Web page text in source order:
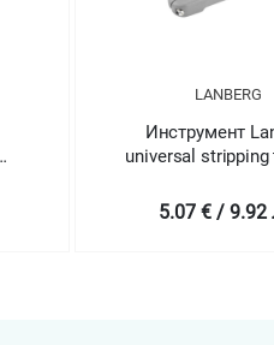
LANBERG
Инструмент
universal
cable
5.07 € / 9.92